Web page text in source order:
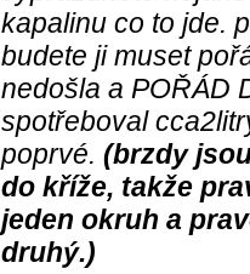
kapalinu co to jde.
budete ji muset
nedošla a POŘÁD
spotřeboval
poprvé. (brzdy
do kříže, takže
jeden okruh a
druhý.)